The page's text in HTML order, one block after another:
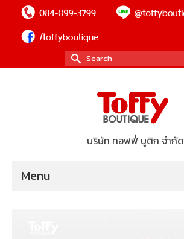
Search
for:
บริษัท ทอฟฟี่ บูติก จำกัด
Menu